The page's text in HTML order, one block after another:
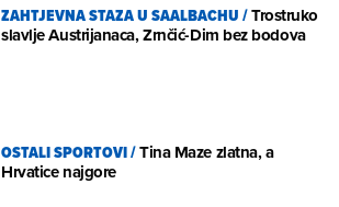
ZAHTJEVNA STAZA U SAALBACHU/Trostruko
slavlje Austrijanaca, Zrnčić-Dim bez bodova
OSTALI SPORTOVI/Tina Maze zlatna, a
Hrvatice najgore